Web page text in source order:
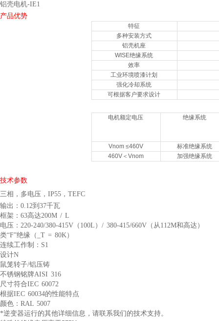
铝壳电机-IE1
产品优势
特征
多种安装方式
铝壳机座
WISE绝缘系统
效率
工业环境喷漆计划
强化冷却系统
可根据客户要求设计
电机额定电压 绝缘系统
Vnom ≤460V
标准绝缘系统
460V＜Vnom
加强绝缘系统
技术参数
三相，多电压，IP55，TEFC
输出：0.12到37千瓦
框架：63高达200M / L
电压：220-240/380-415V（100L）/ 380-415/660V（从112M和高达）
类“F”绝缘（_T = 80K）
连续工作制：S1
设计N
鼠笼转子/铝压铸
不锈钢铭牌AISI 316
尺寸符合IEC 60072
根据IEC 60034的性能特点
颜色：RAL 5007
*逆变器运行的其他详细信息，请联系我们的技术支持。